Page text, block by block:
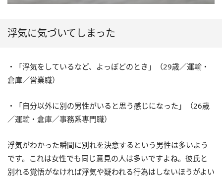
浮気に気づいてしまった
・「浮気をしているなど、よっぽどのとき」（29歳／運輸・
倉庫／営業職）
・「自分以外に別の男性がいると思う感じになった」（26歳
／運輸・倉庫／事務系専門職）
浮気がわかった瞬間に別れを決意するという男性は多いよう
です。これは女性でも同じ意見の人は多いですよね。彼氏と
別れる覚悟がなければ浮気や疑われる行為はしないほうがよい